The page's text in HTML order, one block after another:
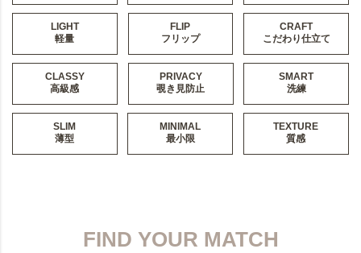
LIGHT
軽量
FLIP
フリップ
CRAFT
こだわり仕立て
CLASSY
高級感
PRIVACY
覗き見防止
SMART
洗練
SLIM
薄型
MINIMAL
最小限
TEXTURE
質感
FIND YOUR MATCH